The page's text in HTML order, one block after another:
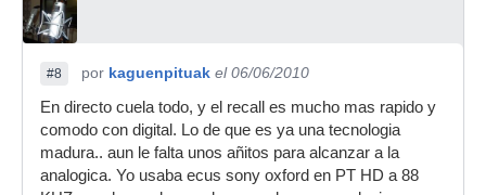
#8 por kaguenpituak el 06/06/2010
En directo cuela todo, y el recall es mucho mas rapido y
comodo con digital. Lo de que es ya una tecnologia
madura.. aun le falta unos añitos para alcanzar a la
analogica. Yo usaba ecus sony oxford en PT HD a 88